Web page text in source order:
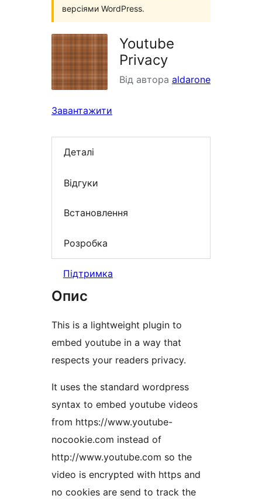
версіями WordPress.
Youtube
Privacy
Від автора aldarone
Завантажити
Деталі
Відгуки
Встановлення
Розробка
Підтримка
Опис
This is a lightweight plugin to
embed youtube in a way that
respects your readers privacy.
It uses the standard wordpress
syntax to embed youtube videos
from https://www.youtube-
nocookie.com instead of
http://www.youtube.com so the
video is encrypted with https and
no cookies are send to track the